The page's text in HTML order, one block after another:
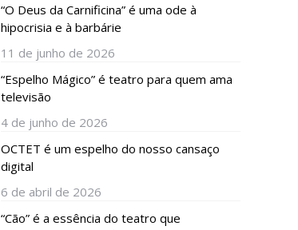
“O Deus da Carnificina” é uma ode à
hipocrisia e à barbárie
11 de junho de 2026
“Espelho Mágico” é teatro para quem ama
televisão
4 de junho de 2026
OCTET é um espelho do nosso cansaço
digital
6 de abril de 2026
“Cão” é a essência do teatro que